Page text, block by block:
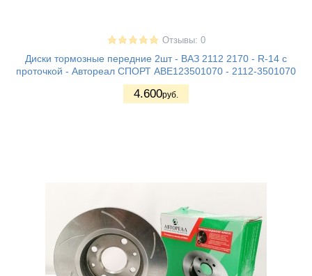
Отзывы: 0
Диски тормозные передние 2шт - ВАЗ 2112 2170 - R-14 с
проточкой - Автореал СПОРТ ABE123501070 - 2112-3501070
4.600руб.